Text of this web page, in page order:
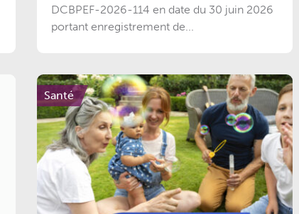
DCBPEF-2026-114 en date du 30 juin 2026
portant enregistrement de...
Santé